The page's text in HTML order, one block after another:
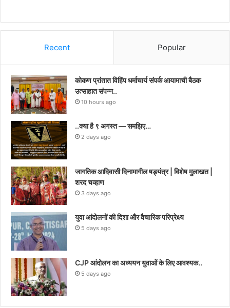
Recent Popular
कोकण प्रांतात विहिंप धर्माचार्य संपर्क आयामाची बैठक
उत्साहात संपन्न..
10 hours ago
..क्या है ९ अगस्त — समझिए…
2 days ago
जागतिक आदिवासी दिनामागील षड्यंत्र | विशेष मुलाखत |
शरद चव्हाण
3 days ago
युवा आंदोलनों की दिशा और वैचारिक परिप्रेक्ष्य
5 days ago
CJP आंदोलन का अध्ययन युवाओं के लिए आवश्यक..
5 days ago